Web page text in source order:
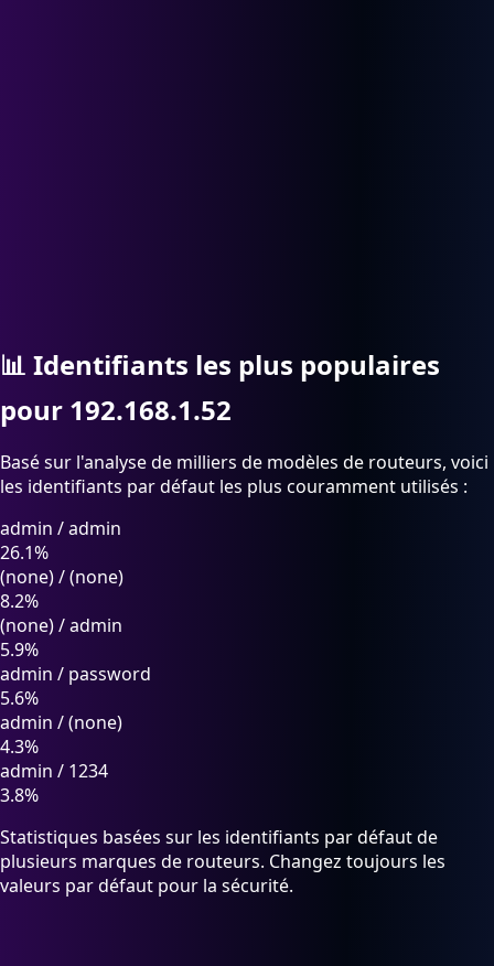
📊 Identifiants les plus populaires
pour 192.168.1.52
Basé sur l'analyse de milliers de modèles de routeurs, voici
les identifiants par défaut les plus couramment utilisés :
admin /admin
26.1%
(none)/(none)
8.2%
(none)/admin
5.9%
admin / password
5.6%
admin /(none)
4.3%
admin / 1234
3.8%
Statistiques basées sur les identifiants par défaut de
plusieurs marques de routeurs. Changez toujours les
valeurs par défaut pour la sécurité.